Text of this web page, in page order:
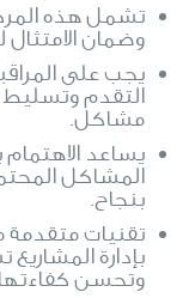
تشمل هذه
وضمان
يجب على
التقدم وتسليط
مشاكل.
يساعد
المشاكل
بنجاح.
تقنيات متقدمة
بإدارة
وتحسن